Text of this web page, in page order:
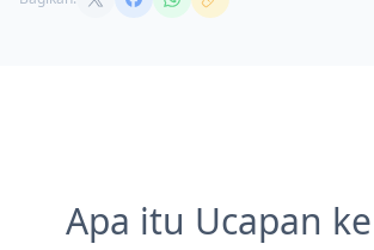
Apa itu Ucapan ke